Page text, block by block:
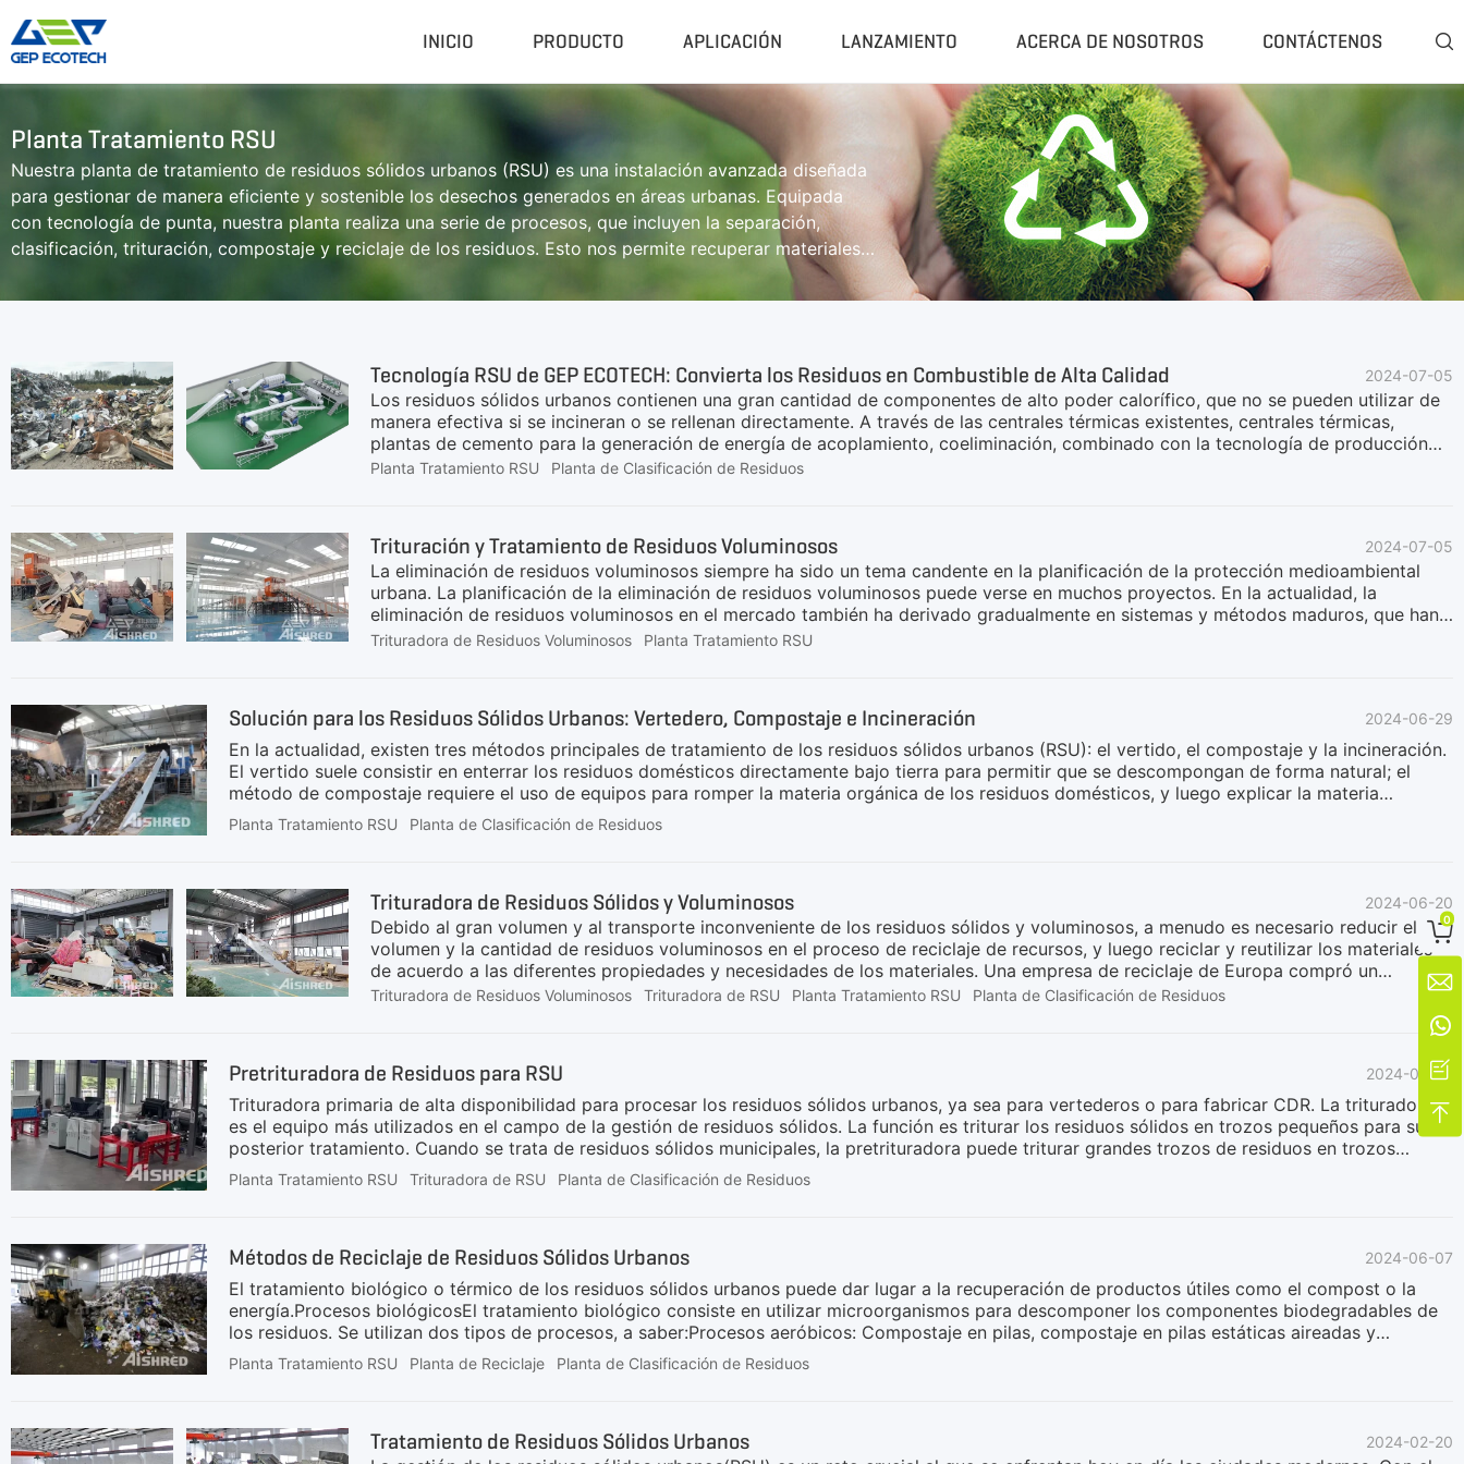
INICIO PRODUCTO
Trituradora De Residuos
Trituradora De Doble Eje
Trituradora De Eje Simple
Trituradora De Cuatro Ejes
Trituradora De Martillos
Trituradora De Martillos
Trituradora De Mandíbula
Trituradora De Impacto
Trituradora De Cono
Trituradora VSI
Compactador Y Granulador
Prensa Hidráulica Para Residuos
Máquina De Pellets RDF
Granulador Universal
Peletizadora De Biomasa
Planta Completa
Sistema Cerrado De Trituración
Planta Trituradora Móvil(Residuos)
Planta Trituradora Móvil(Piedra)
Unidad De Molienda De Caucho
Sistema De Pirólisis De Neumáticos
Clasificador Y Separador
Separador Windsifter
Separador De Corrientes De Foucault
Separador Magnético
Rasper De Neumáticos
Desllantador De Neumáticos
APLICACIÓN LANZAMIENTO ACERCA DE NOSOTROS CONTÁCTENOS 
Planta Tratamiento RSU
Nuestra planta de tratamiento de residuos sólidos urbanos (RSU) es una instalación avanzada diseñada
para gestionar de manera eficiente y sostenible los desechos generados en áreas urbanas. Equipada
con tecnología de punta, nuestra planta realiza una serie de procesos, que incluyen la separación,
clasificación, trituración, compostaje y reciclaje de los residuos. Esto nos permite recuperar materiales
valiosos, como papel, plástico, vidrio y metales, para su reutilización en la industria, así como también
producir compost de alta calidad a partir de residuos orgánicos.
Tecnología RSU de GEP ECOTECH: Convierta los Residuos en Combustible de Alta Calidad 2024-07-05
Los residuos sólidos urbanos contienen una gran cantidad de componentes de alto poder calorífico, que no se pueden utilizar de
manera efectiva si se incineran o se rellenan directamente. A través de las centrales térmicas existentes, centrales térmicas,
plantas de cemento para la generación de energía de acoplamiento, coeliminación, combinado con la tecnología de producción
de briquetas de combustible CDR, sin vertedero, sin grandes inversiones en la construcción de la central eléctrica de incineración
dificulta su transporte y almacenamiento.los residuos se caracterizan por grandes fluctuaciones en su composición y poder
calorífico, y
Planta Tratamiento RSU Planta de Clasificación de Residuos
Trituración y Tratamiento de Residuos Voluminosos 2024-07-05
La eliminación de residuos voluminosos siempre ha sido un tema candente en la planificación de la protección medioambiental
urbana. La planificación de la eliminación de residuos voluminosos puede verse en muchos proyectos. En la actualidad, la
eliminación de residuos voluminosos en el mercado también ha derivado gradualmente en sistemas y métodos maduros, que han
sido bien utilizados en todo el mundo.Desde la perspectiva de la proporción de residuos voluminosos, la mayor parte de los
de otros colores y materiales elásticos;Los residuos textiles pueden reprocesarse para obtener nuevos tejidos, o alcoholizarse
mediante métodos químicos
Trituradora de Residuos Voluminosos Planta Tratamiento RSU
Solución para los Residuos Sólidos Urbanos: Vertedero, Compostaje e Incineración 2024-06-29
En la actualidad, existen tres métodos principales de tratamiento de los residuos sólidos urbanos (RSU): el vertido, el compostaje y la incineración.
El vertido suele consistir en enterrar los residuos domésticos directamente bajo tierra para permitir que se descompongan de forma natural; el
método de compostaje requiere el uso de equipos para romper la materia orgánica de los residuos domésticos, y luego explicar la materia
orgánica para hacer compost; la incineración es el proceso de triturar y clasificar los residuos domésticos, o quemarlos directamente para generar
energía, o convertirlos en varilla de combustión CDR, que es básicamente la conversión de energía térmica.Estos tres métodos son ampliamente
respetuosas con el medio
Planta Tratamiento RSU Planta de Clasificación de Residuos
Trituradora de Residuos Sólidos y Voluminosos 2024-06-20
Debido al gran volumen y al transporte inconveniente de los residuos sólidos y voluminosos, a menudo es necesario reducir el
volumen y la cantidad de residuos voluminosos en el proceso de reciclaje de recursos, y luego reciclar y reutilizar los materiales
de acuerdo a las diferentes propiedades y necesidades de los materiales. Una empresa de reciclaje de Europa compró un
conjunto de máquina trituradora de residuos voluminosos de nuestra empresa, incluyendo transportador de placas de cadena
relacionado, cinta transportadora, sistema de control inteligente y otros equipos, con el fin de lograr el propósito de reciclaje de
recursos y reutilización de residuos voluminosos. Ahora vamos a conocer algunas cuestiones relacionadas con la eliminación de
residuos voluminosos.Definición de residuos voluminososLos residuos voluminosos se refieren a artículos sólidos que son grandes
en volumen y fuertes en integridad y que necesitan ser separados y reprocesados. Incluyen residuos de electrodomésticos
(residuos de
Trituradora de Residuos Voluminosos Trituradora de RSU Planta Tratamiento RSU Planta de Clasificación de Residuos
Pretrituradora de Residuos para RSU 2024-06-16
Trituradora primaria de alta disponibilidad para procesar los residuos sólidos urbanos, ya sea para vertederos o para fabricar CDR. La trituradora
es el equipo más utilizados en el campo de la gestión de residuos sólidos. La función es triturar los residuos sólidos en trozos pequeños para su
posterior tratamiento. Cuando se trata de residuos sólidos municipales, la pretrituradora puede triturar grandes trozos de residuos en trozos
pequeños para facilitar su clasificación, al mismo tiempo, los residuos combustibles triturados tienen una mayor eficiencia de combustión.GEP
ECOTECH no sólo proporciona pretrituradoras para el tratamiento de residuos sólidos urbanos, sino que también proporciona soluciones totales,
diferentes, ya que las
Planta Tratamiento RSU Trituradora de RSU Planta de Clasificación de Residuos
Métodos de Reciclaje de Residuos Sólidos Urbanos 2024-06-07
El tratamiento biológico o térmico de los residuos sólidos urbanos puede dar lugar a la recuperación de productos útiles como el compost o la
energía.Procesos biológicosEl tratamiento biológico consiste en utilizar microorganismos para descomponer los componentes biodegradables de
los residuos. Se utilizan dos tipos de procesos, a saber:Procesos aeróbicos: Compostaje en pilas, compostaje en pilas estáticas aireadas y
compostaje en recipientes; vermi-cultivo, etc.Procesos anaeróbicos: Digestión anaerobia de bajos sólidos (proceso húmedo), digestión anaerobia
de altos sólidos (proceso seco) y procesos combinadosEn el proceso aeróbico el producto utilizable es el compost. En el proceso anaerobio el
tratamiento anaeróbico ha sido más
Planta Tratamiento RSU Planta de Reciclaje Planta de Clasificación de Residuos
Tratamiento de Residuos Sólidos Urbanos 2024-02-20

0



